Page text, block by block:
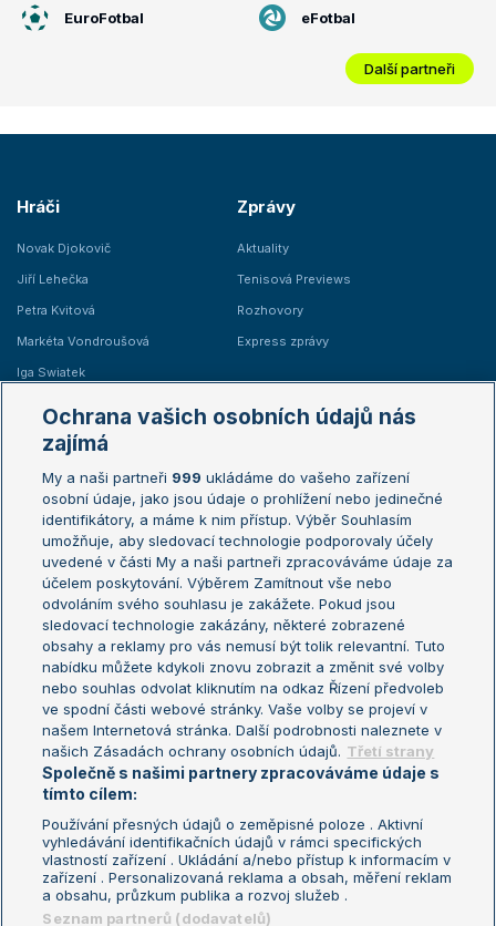
EuroFotbal eFotbal
Další partneři
Hráči
Novak Djokovič
Jiří Lehečka
Petra Kvitová
Markéta Vondroušová
Iga Swiatek
Zprávy
Aktuality
Tenisová Previews
Rozhovory
Express zprávy
Žebříčky
Žebříček ATP (muži)
Žebříček WTA (ženy)
Sázkařský žebříček
Australian Open
French Open
Wimbledon
US Open
Turnaj mistrů
Turnaj mistryň
Aktualní trendy
Fotbalové přestupy
Livesport Daily
LS Prague Open
Podmínky užití
Nastavení soukromí
GDPR a žurnalistika
Reklama
Kontakt
Informace o zpracování osobních
údajů
Ochrana vašich osobních údajů nás
zajímá
My a naši partneři 999 ukládáme do vašeho zařízení
osobní údaje, jako jsou údaje o prohlížení nebo jedinečné
identifikátory, a máme k nim přístup. Výběr Souhlasím
umožňuje, aby sledovací technologie podporovaly účely
uvedené v části My a naši partneři zpracováváme údaje za
účelem poskytování. Výběrem Zamítnout vše nebo
odvoláním svého souhlasu je zakážete. Pokud jsou
sledovací technologie zakázány, některé zobrazené
obsahy a reklamy pro vás nemusí být tolik relevantní. Tuto
nabídku můžete kdykoli znovu zobrazit a změnit své volby
nebo souhlas odvolat kliknutím na odkaz Řízení předvoleb
ve spodní části webové stránky. Vaše volby se projeví v
našem Internetová stránka. Další podrobnosti naleznete v
našich Zásadách ochrany osobních údajů. Třetí strany
Společně s našimi partnery zpracováváme údaje s
tímto cílem:
Používání přesných údajů o zeměpisné poloze . Aktivní
vyhledávání identifikačních údajů v rámci specifických
vlastností zařízení . Ukládání a/nebo přístup k informacím v
zařízení . Personalizovaná reklama a obsah, měření reklam
a obsahu, průzkum publika a rozvoj služeb .
Seznam partnerů (dodavatelů)